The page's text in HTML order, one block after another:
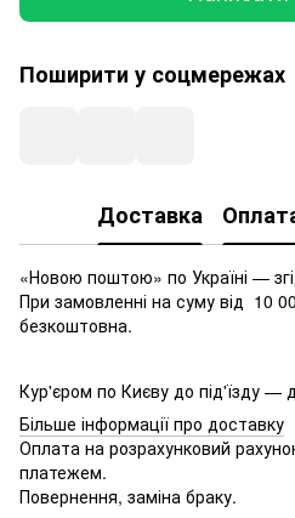
Поширити у соцмережах
Доставка
«Новою поштою» по Україні —
При замовленні на суму від 10
безкоштовна.
Кур'єром по Києву до під'їзду —
Більше інформації про доставку
Оплата на розрахунковий
платежем.
Повернення, заміна браку.